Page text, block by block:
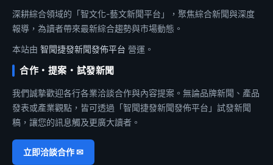
深耕綜合領域的「智文化-藝文新聞平台」，聚焦綜合新聞與深度
報導，為讀者帶來最新綜合趨勢與市場動態。
本站由 智聞捷發新聞發佈平台 營運。
合作・提案・試發新聞
我們誠摯歡迎各行各業洽談合作與內容提案。無論品牌新聞、產品
發表或產業觀點，皆可透過「智聞捷發新聞發佈平台」試發新聞
稿，讓您的訊息觸及更廣大讀者。
立即洽談合作 ✉